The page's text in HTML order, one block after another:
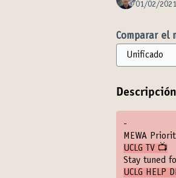
01/02/
Comparar el
-
MEWA
UCLG TV 📺
Stay tuned
UCLG HELP